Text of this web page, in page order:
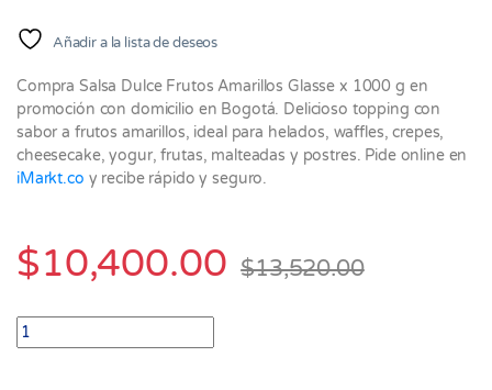
Añadir a la lista de deseos
Compra Salsa Dulce Frutos Amarillos Glasse x 1000 g en
promoción con domicilio en Bogotá. Delicioso topping con
sabor a frutos amarillos, ideal para helados, waffles, crepes,
cheesecake, yogur, frutas, malteadas y postres. Pide online en
iMarkt.co y recibe rápido y seguro.
$10,400.00 $13,520.00
Salsa Dulce frutos amarillo Glasse x 1000 gr quantity